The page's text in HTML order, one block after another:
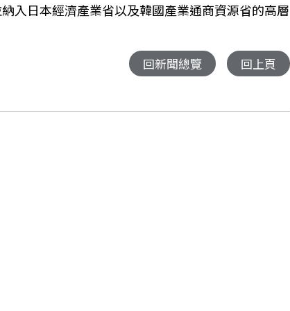
入日本經濟產業省以及韓國產業通商資源省的高層
回新聞總覽 回上頁